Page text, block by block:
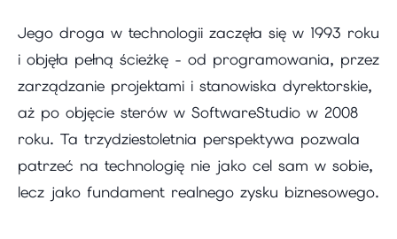
Jego droga w technologii zaczęła się w 1993 roku
i objęła pełną ścieżkę - od programowania, przez
zarządzanie projektami i stanowiska dyrektorskie,
aż po objęcie sterów w SoftwareStudio w 2008
roku. Ta trzydziestoletnia perspektywa pozwala
patrzeć na technologię nie jako cel sam w sobie,
lecz jako fundament realnego zysku biznesowego.